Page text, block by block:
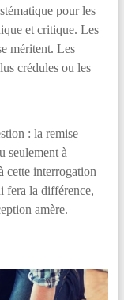
pour les
et critique. Les
méritent. Les
crédules ou les
: la remise
seulement à
cette interrogation –
fera la différence,
amère.